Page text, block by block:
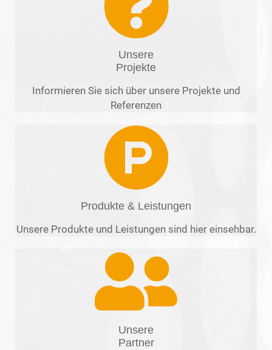
Unsere
Projekte
Informieren Sie sich über unsere Projekte und
Referenzen
Produkte & Leistungen
Unsere Produkte und Leistungen sind hier einsehbar.
Unsere
Partner